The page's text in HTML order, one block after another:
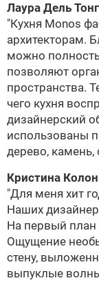
Лаура Дель
"Кухня Monos
архитекторам.
можно
позволяют
пространства.
чего кухня
дизайнерский
использованы
дерево, камень,
Кристина
"Для меня хит
Наших
На первый план
Ощущение
стену,
выпуклые